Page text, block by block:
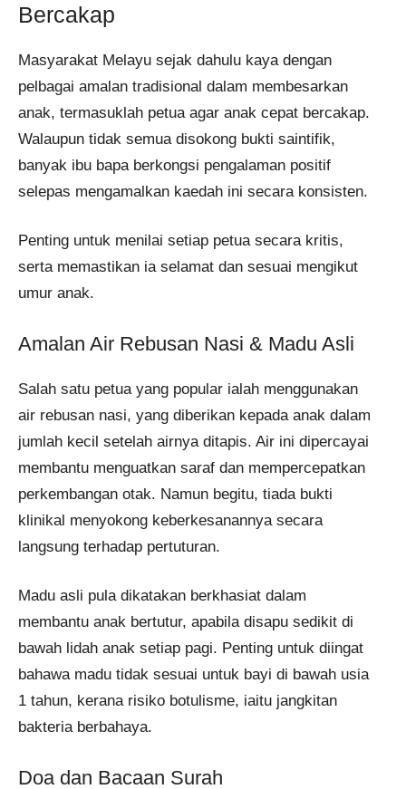
Bercakap
Masyarakat Melayu sejak dahulu kaya dengan
pelbagai amalan tradisional dalam membesarkan
anak, termasuklah petua agar anak cepat bercakap.
Walaupun tidak semua disokong bukti saintifik,
banyak ibu bapa berkongsi pengalaman positif
selepas mengamalkan kaedah ini secara konsisten.
Penting untuk menilai setiap petua secara kritis,
serta memastikan ia selamat dan sesuai mengikut
umur anak.
Amalan Air Rebusan Nasi & Madu Asli
Salah satu petua yang popular ialah menggunakan
air rebusan nasi, yang diberikan kepada anak dalam
jumlah kecil setelah airnya ditapis. Air ini dipercayai
membantu menguatkan saraf dan mempercepatkan
perkembangan otak. Namun begitu, tiada bukti
klinikal menyokong keberkesanannya secara
langsung terhadap pertuturan.
Madu asli pula dikatakan berkhasiat dalam
membantu anak bertutur, apabila disapu sedikit di
bawah lidah anak setiap pagi. Penting untuk diingat
bahawa madu tidak sesuai untuk bayi di bawah usia
1 tahun, kerana risiko botulisme, iaitu jangkitan
bakteria berbahaya.
Doa dan Bacaan Surah